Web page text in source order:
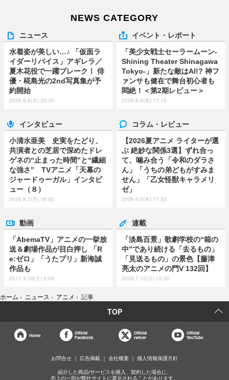
NEWS CATEGORY
ニュース
水着姿が美しい…♪ 「仮面ラ
イダーリバイス」アギレラ／
夏木花役で一躍ブレーク！ 俳
優・椛島光の2nd写真集が予
約開始
2026.8.6(木) 20:30
イベント・レポート
「美少女戦士セーラームーン-
Shining Theater Shinagawa
Tokyo-」新たな敵はAI!? 神フ
ァンサも健在で舞台初心者も
悶絶！＜第2期レビュー＞
2026.8.6(木) 17:15
インタビュー
小清水亜美 史実をたどり、
共演者との芝居で深めたドレ
ゲネの“止まった時間”と“繊細
な強さ” TVアニメ「天幕の
ジャードゥーガル」インタビ
ュー（８）
2026.8.3(月) 18:00
コラム・レビュー
【2026夏アニメ ライターが選
ぶ 絶妙な関係3選】ずれ合っ
て、噛み合う「令和のダラさ
ん」「うちの弟どもがすみま
せん」「乙女怪獣キャラメリ
ゼ」
2026.8.6(木) 17:50
動画
「AbemaTV」アニメの一挙放
送＆劇場作品が目白押し 「R
e:ゼロ」「うたプリ」新海誠
作品も
2017.3.18(土) 9:06
連載
「淡島百景」歌劇学校の“箱の
中”であり続ける「去るもの」
「見送るもの」の景色【藤津
亮太のアニメの門V 132回】
2026.7.12(日) 12:20
ホーム › ニュース › アニメ › 記事
TOP
Home
Official
Facebook
Official
twitter
Official
YouTube
お問合せ 広告掲載 会社概要 個人情報保護方針
紹介した商品/サービスを購入、契約した場合に、
売上の一部が弊社サイトに還元されることがあります。